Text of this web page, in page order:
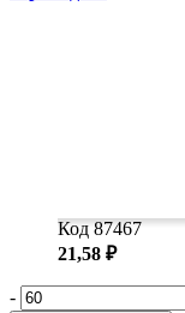
Код 87467
21,58 ₽
-